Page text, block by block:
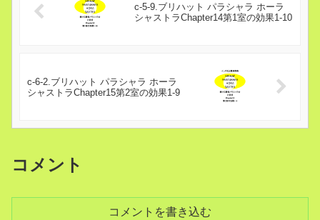
c-5-9.ブリハット パラシャラ ホーラ
シャストラChapter14第1室の効果1-10
c-6-2.ブリハット パラシャラ ホーラ
シャストラChapter15第2室の効果1-9
コメント
コメントを書き込む